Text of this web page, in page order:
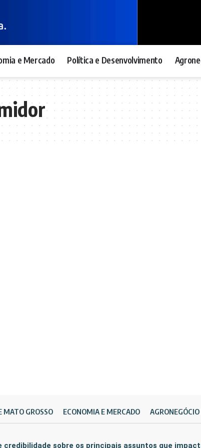
e Mercado Política e Desenvolvimento
MATO GROSSO ECONOMIA E MERCADO
credibilidade sobre os principais assuntos que